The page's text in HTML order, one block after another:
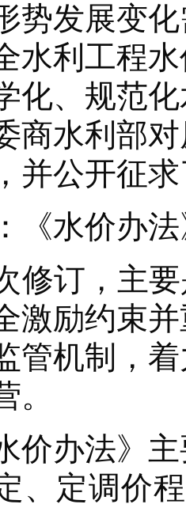
势发展变
水利工程
化、规范
商水利部
并公开征
水价办法
订，主要
激励约束
管机制，
。
办法》主
、定调价